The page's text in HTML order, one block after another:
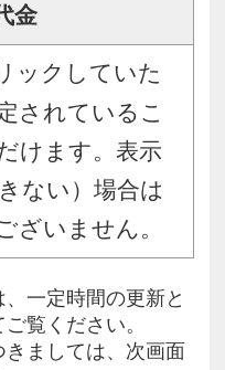
金
ックしていた
されているこ
けます。表示
ない）場合は
ざいません。
一定時間の更新と
覧ください。
ましては、次画面